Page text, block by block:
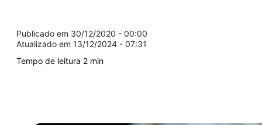
30/12/2020 - 00:00
13/12/2024 - 07:31